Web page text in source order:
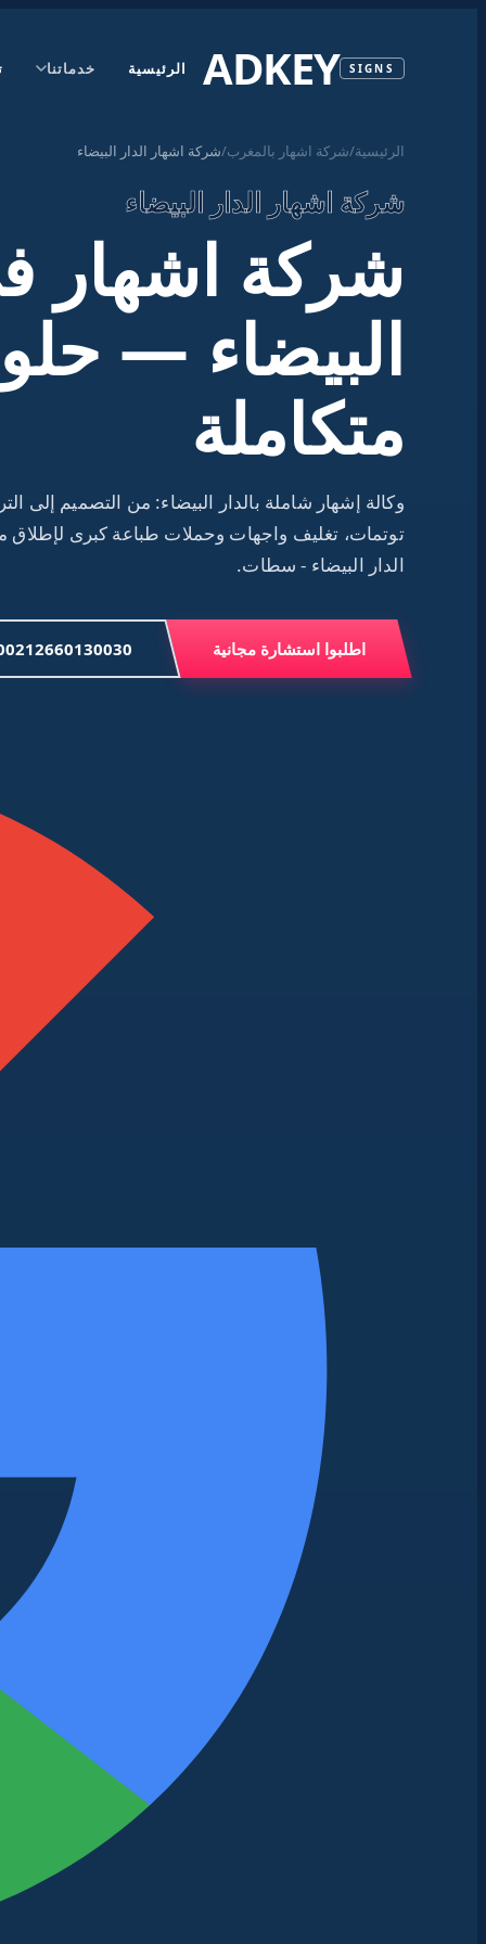
ADKEY SIGNS الرئيسية خدماتنا
الرئيسية/شركة اشهار بالمغرب/شركة اشهار الدار البيضاء
شركة اشهار الدار البيضاء
شركة اشهار
البيضاء —
متكاملة
توتمات، تغليف واجهات وحملات طباعة كبرى لإطلاق
الدار البيضاء - سطات.
اطلبوا استشارة مجانية